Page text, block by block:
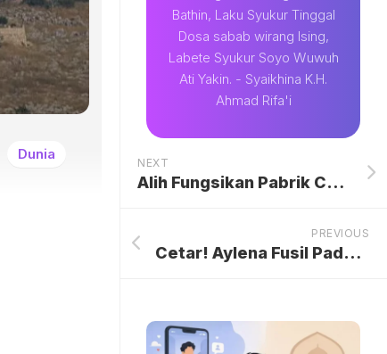
Dunia
Bathin, Laku Syukur Tinggal
Dosa sabab wirang Ising,
Labete Syukur Soyo Wuwuh
Ati Yakin. - Syaikhina K.H.
Ahmad Rifa'i
NEXT
Alih Fungsikan Pabrik Cakram PlayStation, Sony Kucurkan Rp 629 M
PREVIOUS
Cetar! Aylena Fusil Padukan Batik-Gaun Elegan di Red Carpet BIFAN 2026, Pukau Dunia dengan Pesona Indonesia